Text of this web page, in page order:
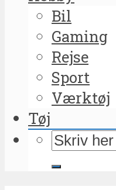
Bil
Gaming
Rejse
Sport
Værktøj
Tøj